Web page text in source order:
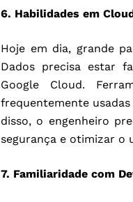
6. Habilidades em
Hoje em dia, grande
Dados precisa estar
Google Cloud.
frequentemente
disso, o engenheiro
segurança e otimizar o
7. Familiaridade com